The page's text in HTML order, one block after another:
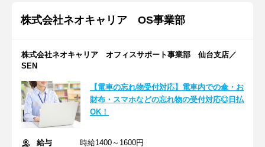
株式会社ネオキャリア OS事業部
株式会社ネオキャリア オフィスサポート事業部 仙台支店／
SEN
【電車の忘れ物受付対応】電車内での傘・お
財布・スマホなどの忘れ物の受付対応◎日払
OK！
給与
時給1400～1600円